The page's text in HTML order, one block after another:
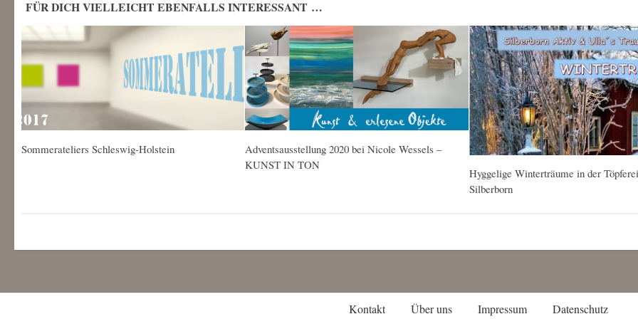
FÜR DICH VIELLEICHT EBENFALLS INTERESSANT …
Sommerateliers Schleswig-Holstein
Adventsausstellung 2020 bei Nicole Wessels –
KUNST IN TON
Hyggelige Winterträume in der Töpferei
Silberborn
Kontakt Über uns Impressum Datenschutz